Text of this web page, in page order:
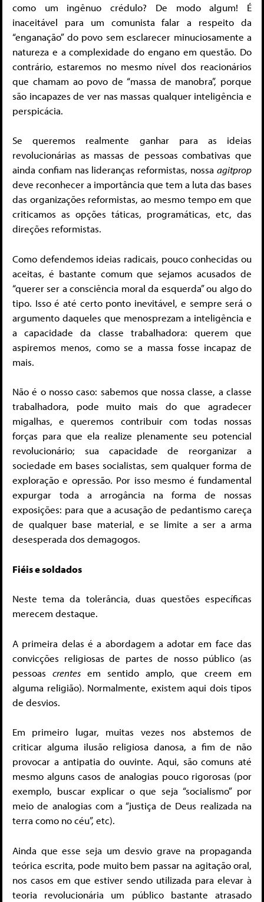
como um ingênuo crédulo? De modo algum! É
inaceitável para um comunista falar a respeito da
“enganação” do povo sem esclarecer minuciosamente a
natureza e a complexidade do engano em questão. Do
contrário, estaremos no mesmo nível dos reacionários
que chamam ao povo de “massa de manobra”, porque
são incapazes de ver nas massas qualquer inteligência e
perspicácia.
Se queremos realmente ganhar para as ideias
revolucionárias as massas de pessoas combativas que
ainda confiam nas lideranças reformistas, nossa agitprop
deve reconhecer a importância que tem a luta das bases
das organizações reformistas, ao mesmo tempo em que
criticamos as opções táticas, programáticas, etc, das
direções reformistas.
Como defendemos ideias radicais, pouco conhecidas ou
aceitas, é bastante comum que sejamos acusados de
“querer ser a consciência moral da esquerda” ou algo do
tipo. Isso é até certo ponto inevitável, e sempre será o
argumento daqueles que menosprezam a inteligência e
a capacidade da classe trabalhadora: querem que
aspiremos menos, como se a massa fosse incapaz de
mais.
Não é o nosso caso: sabemos que nossa classe, a classe
trabalhadora, pode muito mais do que agradecer
migalhas, e queremos contribuir com todas nossas
forças para que ela realize plenamente seu potencial
revolucionário; sua capacidade de reorganizar a
sociedade em bases socialistas, sem qualquer forma de
exploração e opressão. Por isso mesmo é fundamental
expurgar toda a arrogância na forma de nossas
exposições: para que a acusação de pedantismo careça
de qualquer base material, e se limite a ser a arma
desesperada dos demagogos.
Fiéis e soldados
Neste tema da tolerância, duas questões específicas
merecem destaque.
A primeira delas é a abordagem a adotar em face das
convicções religiosas de partes de nosso público (as
pessoascrentes em sentido amplo, que creem em
alguma religião). Normalmente, existem aqui dois tipos
de desvios.
Em primeiro lugar, muitas vezes nos abstemos de
criticar alguma ilusão religiosa danosa, a fim de não
provocar a antipatia do ouvinte. Aqui, são comuns até
mesmo alguns casos de analogias pouco rigorosas (por
exemplo, buscar explicar o que seja “socialismo” por
meio de analogias com a “justiça de Deus realizada na
terra como no céu”, etc).
Ainda que esse seja um desvio grave na propaganda
teórica escrita, pode muito bem passar na agitação oral,
nos casos em que estiver sendo utilizada para elevar à
teoria revolucionária um público bastante atrasado